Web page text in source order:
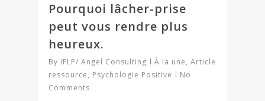
Pourquoi lâcher-prise
peut vous rendre plus
heureux.
By IFLP/ Angel Consulting À la une, Article
ressource, Psychologie Positive
No
Comments